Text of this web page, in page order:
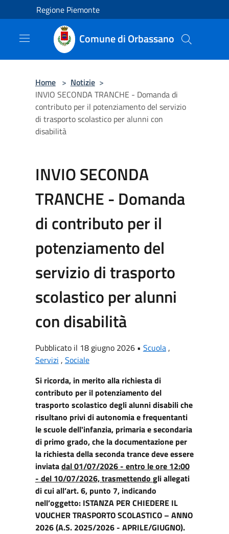
Salta al contenuto principale
Regione Piemonte
Comune di Orbassano
Home > Notizie >
INVIO SECONDA TRANCHE - Domanda di
contributo per il potenziamento del servizio
di trasporto scolastico per alunni con
disabilità
INVIO SECONDA
TRANCHE - Domanda
di contributo per il
potenziamento del
servizio di trasporto
scolastico per alunni
con disabilità
Pubblicato il 18 giugno 2026 • Scuola,
Servizi , Sociale
Si ricorda, in merito alla richiesta di
contributo per il potenziamento del
trasporto scolastico degli alunni disabili che
risultano privi di autonomia e frequentanti
le scuole dell'infanzia, primaria e secondaria
di primo grado, che la documentazione per
la richiesta della seconda trance deve essere
inviatadal 01/07/2026 - entro le ore 12:00
- del 10/07/2026, trasmettendo gli allegati
di cui all’art. 6, punto 7, indicando
nell’oggetto: ISTANZA PER CHIEDERE IL
VOUCHER TRASPORTO SCOLASTICO – ANNO
2026 (A.S. 2025/2026 - APRILE/GIUGNO).